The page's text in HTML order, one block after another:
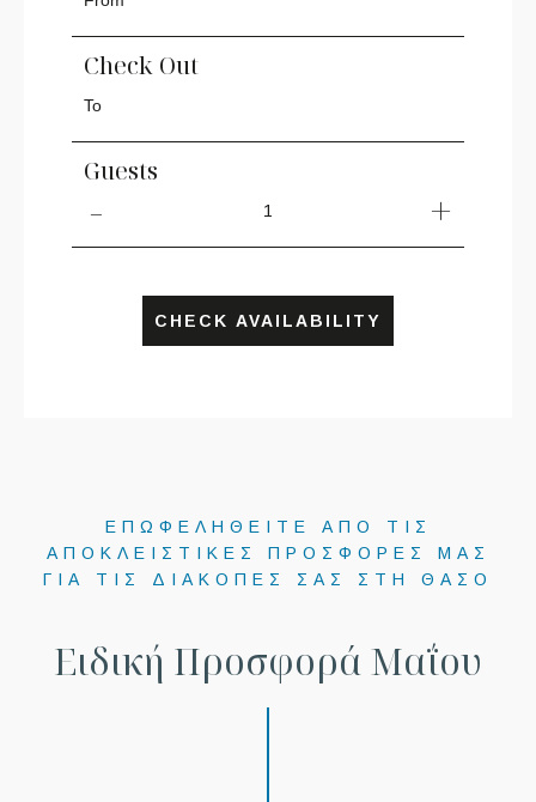
Check Out
Guests
1
CHECK AVAILABILITY
ΕΠΩΦΕΛΗΘΕΙΤΕ ΑΠΟ ΤΙΣ
ΑΠΟΚΛΕΙΣΤΙΚΕΣ ΠΡΟΣΦΟΡΕΣ ΜΑΣ
ΓΙΑ ΤΙΣ ΔΙΑΚΟΠΕΣ ΣΑΣ ΣΤΗ ΘΑΣΟ
Ειδική ΠροσφοράΜαΐου